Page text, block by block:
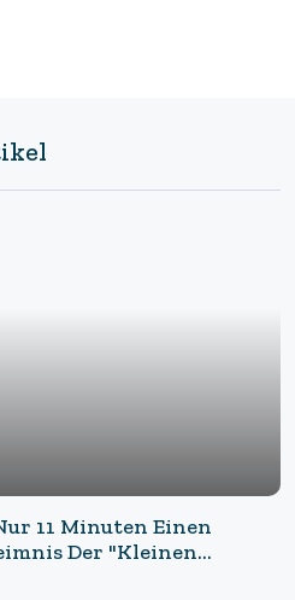
11 Minuten Einen
Der "kleinen
Senkt